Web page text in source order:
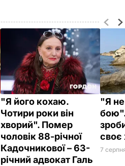
"Я його кохаю.
Чотири роки він
хворий". Помер
чоловік 88-річної
Кадочникової – 63-
річний адвокат Галь
"Я
бою".
своє
7